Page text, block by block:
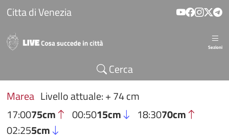
Salta al contenuto principale
Citta di Venezia
Sezioni
Cerca
Marea Livello attuale: + 74 cm
17:0075cm 00:5015cm 18:3070cm
02:255cm